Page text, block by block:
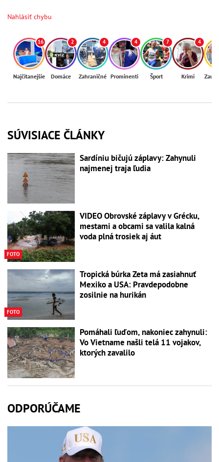
Nahlásiť chybu
16
Najčítanejšie
2
Domáce
4
Zahraničné
4
Prominenti
7
Šport
4
Krimi
SÚVISIACE ČLÁNKY
Sardíniu bičujú záplavy: Zahynuli
najmenej traja ľudia
FOTO
VIDEO Obrovské záplavy v Grécku,
mestami a obcami sa valila kalná
voda plná trosiek aj áut
FOTO
Tropická búrka Zeta má zasiahnuť
Mexiko a USA: Pravdepodobne
zosilnie na hurikán
Pomáhali ľuďom, nakoniec zahynuli:
Vo Vietname našli telá 11 vojakov,
ktorých zavalilo
ODPORÚČAME